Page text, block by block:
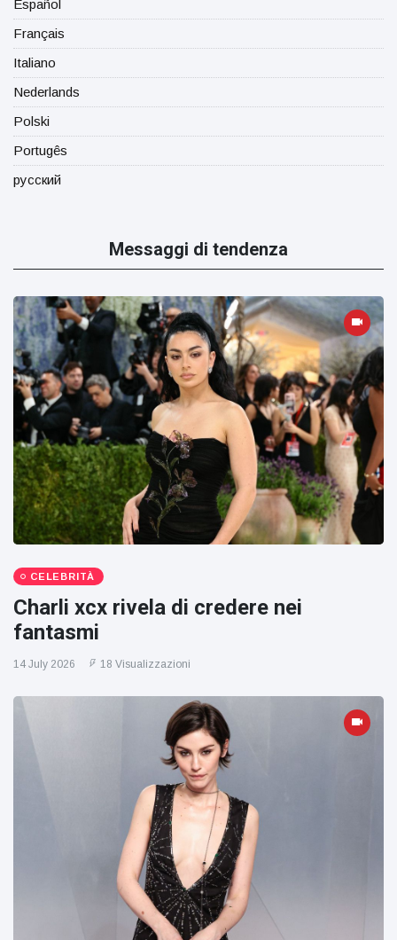
Español
Français
Italiano
Nederlands
Polski
Portugês
русский
Messaggi di tendenza
CELEBRITÀ
Charli xcx rivela di credere nei
fantasmi
14 July 2026 18 Visualizzazioni